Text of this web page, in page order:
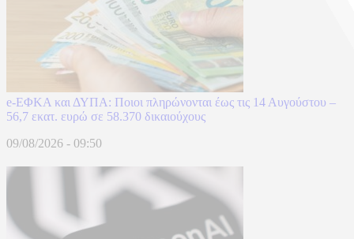
e-ΕΦΚΑ και ΔΥΠΑ: Ποιοι πληρώνονται έως τις 14 Αυγούστου –
56,7 εκατ. ευρώ σε 58.370 δικαιούχους
09/08/2026 - 09:50